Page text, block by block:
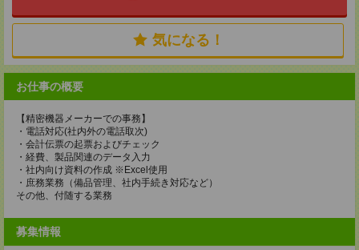
気になる！
お仕事の概要
【精密機器メーカーでの事務】
・電話対応(社内外の電話取次)
・会計伝票の起票およびチェック
・経費、製品関連のデータ入力
・社内向け資料の作成 ※Excel使用
・庶務業務（備品管理、社内手続き対応など）
その他、付随する業務
募集情報